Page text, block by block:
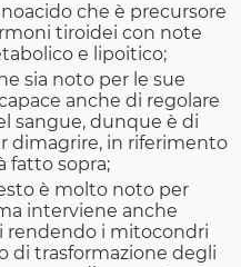
che è precursore
tiroidei con note
e lipoitico;
sia noto per le sue
anche di regolare
sangue, dunque è di
dimagrire, in riferimento
fatto sopra;
è molto noto per
interviene anche
rendendo i mitocondri
di trasformazione degli